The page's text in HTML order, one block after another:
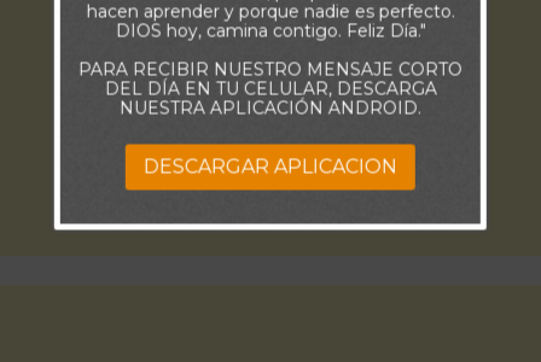
hacen aprender y porque nadie es perfecto.
DIOS hoy, camina contigo. Feliz Día."
PARA RECIBIR NUESTRO MENSAJE CORTO
DEL DÍA EN TU CELULAR, DESCARGA
NUESTRA APLICACIÓN ANDROID.
DESCARGAR APLICACION